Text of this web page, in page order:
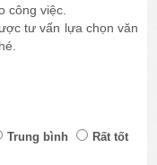
công việc.
tư vấn lựa chọn văn
Trung bình
Rất tốt